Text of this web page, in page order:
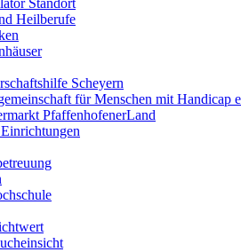
Standort
Heilberufe
Scheyern
für Menschen mit Handicap
PfaffenhofenerLand